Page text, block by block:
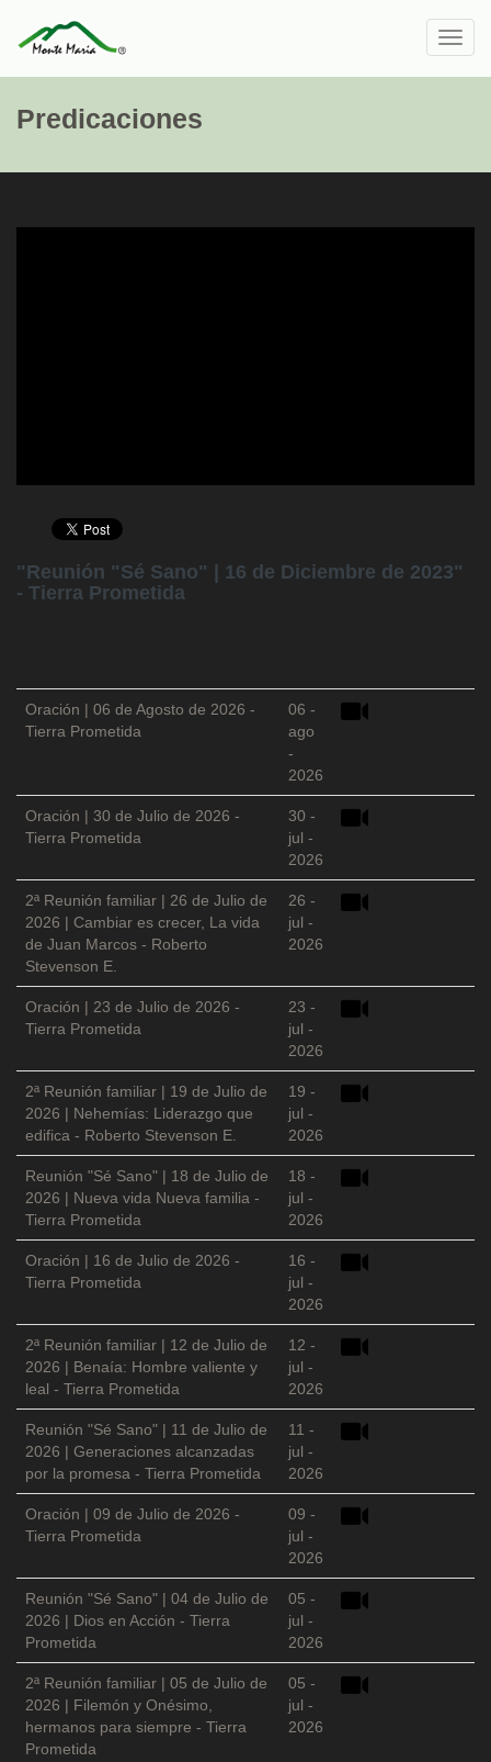
Predicaciones
"Reunión "Sé Sano" | 16 de Diciembre de 2023"
- Tierra Prometida
Oración | 06 de Agosto de 2026 -
Tierra Prometida
06 -
ago
-
2026
Oración | 30 de Julio de 2026 -
Tierra Prometida
30 -
jul -
2026
2ª Reunión familiar | 26 de Julio de
2026 | Cambiar es crecer, La vida
de Juan Marcos - Roberto
Stevenson E.
26 -
jul -
2026
Oración | 23 de Julio de 2026 -
Tierra Prometida
23 -
jul -
2026
2ª Reunión familiar | 19 de Julio de
2026 | Nehemías: Liderazgo que
edifica - Roberto Stevenson E.
19 -
jul -
2026
Reunión "Sé Sano" | 18 de Julio de
2026 | Nueva vida Nueva familia -
Tierra Prometida
18 -
jul -
2026
Oración | 16 de Julio de 2026 -
Tierra Prometida
16 -
jul -
2026
2ª Reunión familiar | 12 de Julio de
2026 | Benaía: Hombre valiente y
leal - Tierra Prometida
12 -
jul -
2026
Reunión "Sé Sano" | 11 de Julio de
2026 | Generaciones alcanzadas
por la promesa - Tierra Prometida
11 -
jul -
2026
Oración | 09 de Julio de 2026 -
Tierra Prometida
09 -
jul -
2026
Reunión "Sé Sano" | 04 de Julio de
2026 | Dios en Acción - Tierra
Prometida
05 -
jul -
2026
2ª Reunión familiar | 05 de Julio de
2026 | Filemón y Onésimo,
hermanos para siempre - Tierra
Prometida
05 -
jul -
2026